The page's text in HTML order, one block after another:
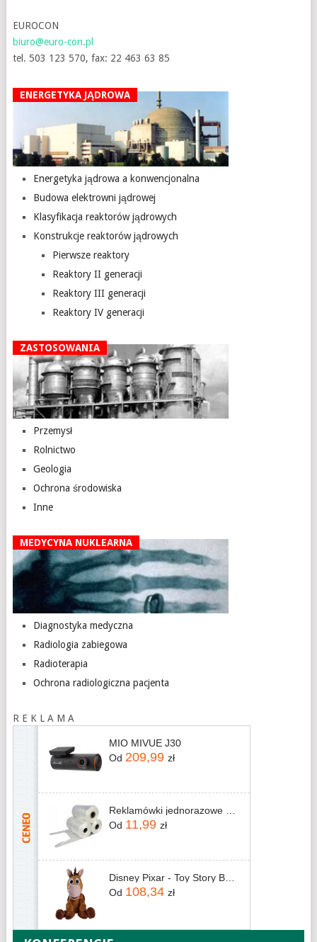
EUROCON
biuro@euro-con.pl
tel. 503 123 570, fax: 22 463 63 85
ENERGETYKA JĄDROWA
Energetyka jądrowa a konwencjonalna
Budowa elektrowni jądrowej
Klasyfikacja reaktorów jądrowych
Konstrukcje reaktorów jądrowych
Pierwsze reaktory
Reaktory II generacji
Reaktory III generacji
Reaktory IV generacji
ZASTOSOWANIA
Przemysł
Rolnictwo
Geologia
Ochrona środowiska
Inne
MEDYCYNA NUKLEARNA
Diagnostyka medyczna
Radiologia zabiegowa
Radioterapia
Ochrona radiologiczna pacjenta
R E K L A M A
MIO MIVUE J30
Od 209,99 zł
Od 11,99 zł
Disney Pixar - Toy Story Bullseye 25cm (6315870703) (figurka)
Od 108,34 zł